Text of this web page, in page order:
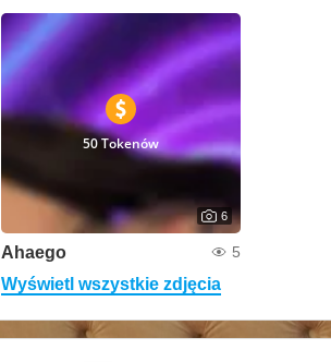
50 Tokenów
6
Ahaego 5
Wyświetl wszystkie zdjęcia